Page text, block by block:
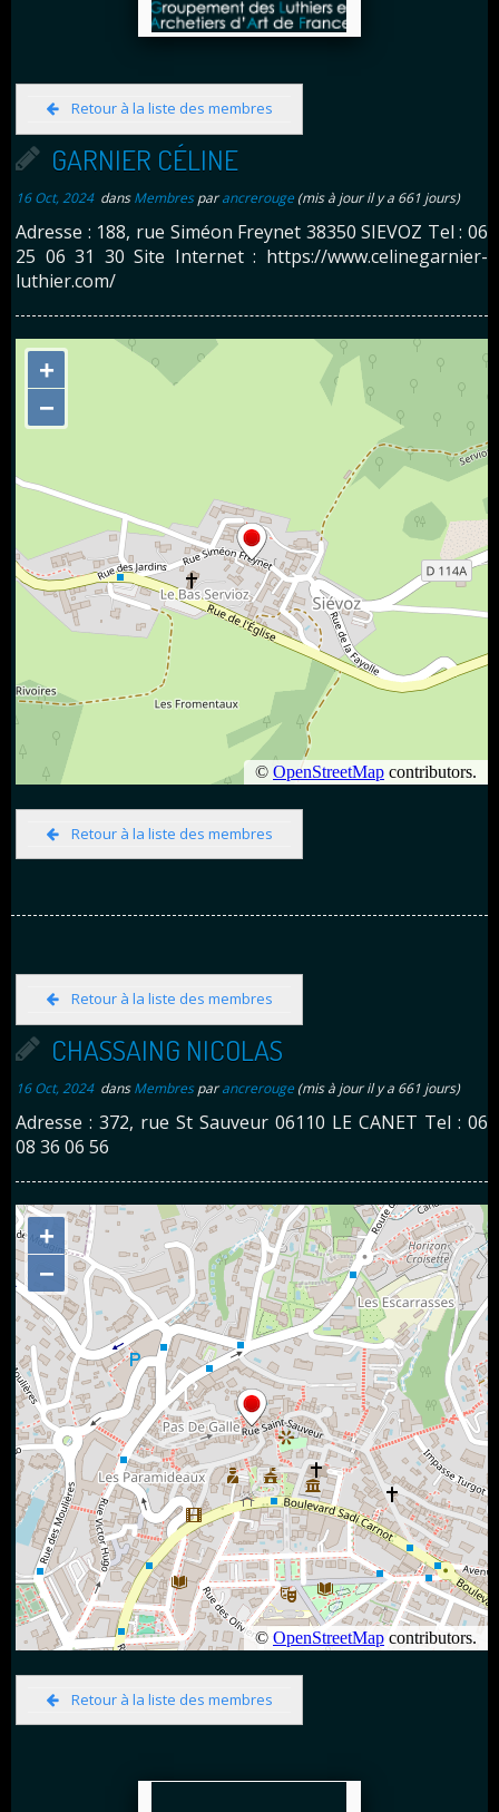
Retour à la liste des membres
GARNIER CÉLINE
16 Oct, 2024dansMembresparancrerouge (mis à jour il y a 661 jours)
Adresse : 188, rue Siméon Freynet 38350 SIEVOZ Tel : 06
25 06 31 30 Site Internet : https://www.celinegarnier-
luthier.com/
Retour à la liste des membres
Retour à la liste des membres
CHASSAING NICOLAS
16 Oct, 2024dansMembresparancrerouge (mis à jour il y a 661 jours)
Adresse : 372, rue St Sauveur 06110 LE CANET Tel : 06
08 36 06 56
Retour à la liste des membres